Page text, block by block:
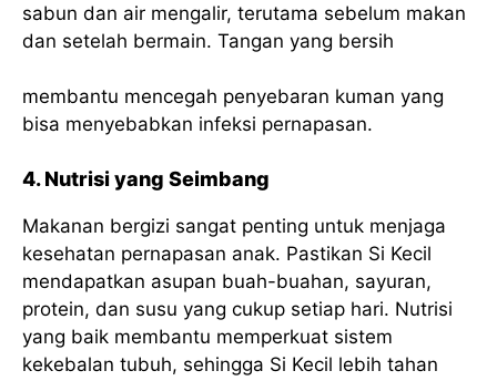
sabun dan air mengalir, terutama sebelum makan
dan setelah bermain. Tangan yang bersih
membantu mencegah penyebaran kuman yang
bisa menyebabkan infeksi pernapasan.
4. Nutrisi yang Seimbang
Makanan bergizi sangat penting untuk menjaga
kesehatan pernapasan anak. Pastikan Si Kecil
mendapatkan asupan buah-buahan, sayuran,
protein, dan susu yang cukup setiap hari. Nutrisi
yang baik membantu memperkuat sistem
kekebalan tubuh, sehingga Si Kecil lebih tahan